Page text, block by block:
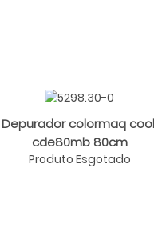
Depurador colormaq
cde80mb 80cm
Produto Esgotado